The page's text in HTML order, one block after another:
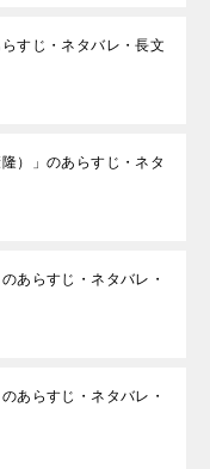
すじ・ネタバレ・長文
）」のあらすじ・ネタ
あらすじ・ネタバレ・
あらすじ・ネタバレ・